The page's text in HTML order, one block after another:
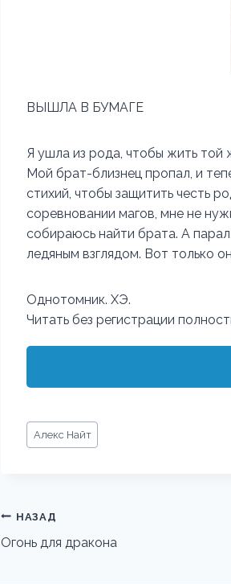
ВЫШЛА В БУМАГЕ
Я ушла из рода, чтобы жить
Мой брат-близнец пропал, и
стихий, чтобы защитить честь
соревновании магов, мне не
собираюсь найти брата. А
ледяным взглядом. Вот только
Однотомник. ХЭ.
Читать без регистрации
Метки
записи:
Алекс Найт
Навигация
по
НАЗАД
Огонь для дракона